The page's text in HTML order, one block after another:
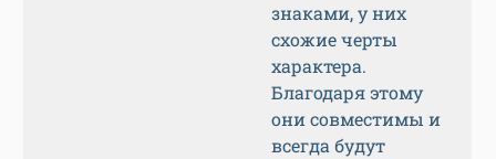
знаками, у них
схожие черты
характера.
Благодаря этому
они совместимы и
всегда будут